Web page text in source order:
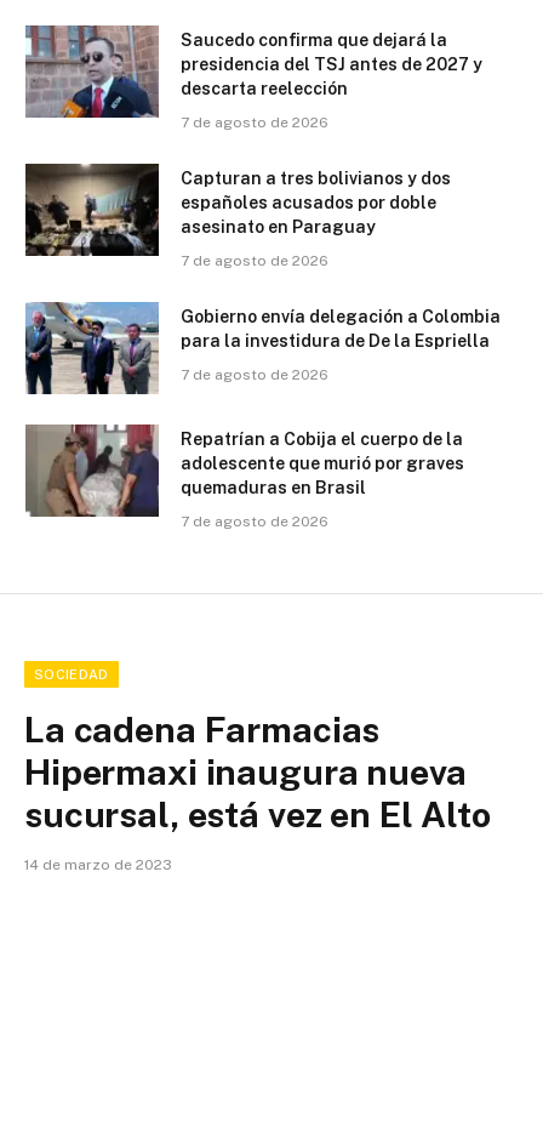
Saucedo confirma que dejará la
presidencia del TSJ antes de 2027 y
descarta reelección
7 de agosto de 2026
Capturan a tres bolivianos y dos
españoles acusados por doble
asesinato en Paraguay
7 de agosto de 2026
Gobierno envía delegación a Colombia
para la investidura de De la Espriella
7 de agosto de 2026
Repatrían a Cobija el cuerpo de la
adolescente que murió por graves
quemaduras en Brasil
7 de agosto de 2026
SOCIEDAD
La cadena Farmacias
Hipermaxi inaugura nueva
sucursal, está vez en El Alto
14 de marzo de 2023